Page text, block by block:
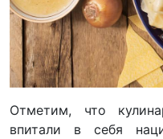
Отметим, что
впитали в себя